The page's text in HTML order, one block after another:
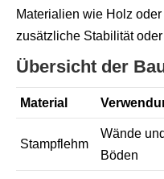
Materialien wie Holz
zusätzliche Stabilität
Übersicht der
Material
Stampflehm
Wände und
Böden